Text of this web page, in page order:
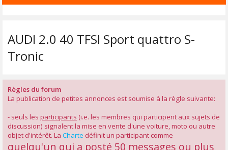
AUDI 2.0 40 TFSI Sport quattro S-
Tronic
Règles du forum
La publication de petites annonces est soumise à la règle suivante:
- seuls les participants (i.e. les membres qui participent aux sujets de
discussion) signalent la mise en vente d'une voiture, moto ou autre
objet d'intérêt. La Charte définit un participant comme
quelqu'un qui a posté 50 messages ou plus.